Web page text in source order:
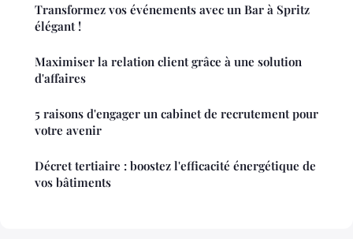
Transformez vos événements avec un Bar à Spritz
élégant !
Maximiser la relation client grâce à une solution
d'affaires
5 raisons d'engager un cabinet de recrutement pour
votre avenir
Décret tertiaire : boostez l'efficacité énergétique de
vos bâtiments